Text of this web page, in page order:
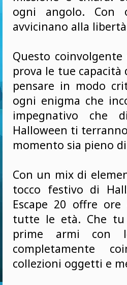
ogni angolo.
avvicinano alla
Questo
prova le tue
pensare in modo
ogni enigma che
impegnativo che
Halloween ti
momento sia pieno
Con un mix di
tocco festivo di
Escape 20 offre
tutte le età. Che
prime armi con
completamente
collezioni oggetti e